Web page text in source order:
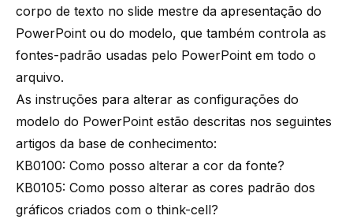
corpo de texto no slide mestre da apresentação do
PowerPoint ou do modelo, que também controla as
fontes-padrão usadas pelo PowerPoint em todo o
arquivo.
As instruções para alterar as configurações do
modelo do PowerPoint estão descritas nos seguintes
artigos da base de conhecimento:
KB0100: Como posso alterar a cor da fonte?
KB0105: Como posso alterar as cores padrão dos
gráficos criados com o think-cell?